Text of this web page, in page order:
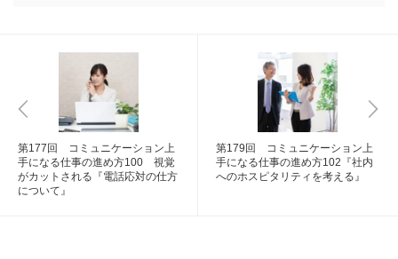
第177回 コミュニケーション上
手になる仕事の進め方100 視覚
がカットされる『電話応対の仕方
について』
第179回 コミュニケーション上
手になる仕事の進め方102『社内
へのホスピタリティを考える』